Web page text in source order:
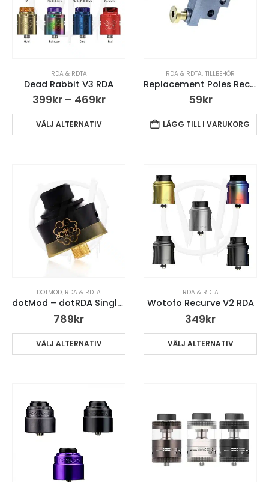
RDA & RDTA
Dead Rabbit V3 RDA
399kr – 469kr
VÄLJ ALTERNATIV
RDA & RDTA, TILLBEHÖR
Replacement Poles Recoil Rebel Squonk Pin
59kr
LÄGG TILL I VARUKORG
DOTMOD, RDA & RDTA
dotMod – dotRDA Single 22mm
789kr
VÄLJ ALTERNATIV
RDA & RDTA
Wotofo Recurve V2 RDA
349kr
VÄLJ ALTERNATIV